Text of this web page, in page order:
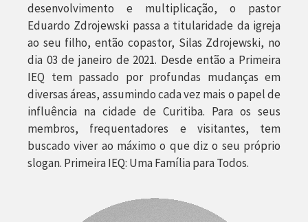
desenvolvimento e multiplicação, o pastor
Eduardo Zdrojewski passa a titularidade da igreja
ao seu filho, então copastor, Silas Zdrojewski, no
dia 03 de janeiro de 2021. Desde então a Primeira
IEQ tem passado por profundas mudanças em
diversas áreas, assumindo cada vez mais o papel de
influência na cidade de Curitiba. Para os seus
membros, frequentadores e visitantes, tem
buscado viver ao máximo o que diz o seu próprio
slogan. Primeira IEQ: Uma Família para Todos.